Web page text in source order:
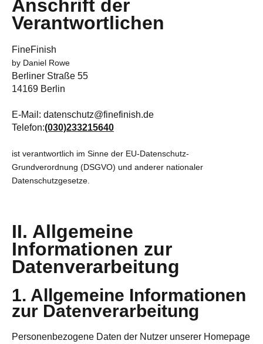
Anschrift der
Verantwortlichen
FineFinish
by Daniel Rowe
Berliner Straße 55
14169 Berlin
E-Mail: datenschutz@finefinish.de
Telefon:(030)233215640
ist verantwortlich im Sinne der EU-Datenschutz-
Grundverordnung (DSGVO) und anderer nationaler
Datenschutzgesetze.
II. Allgemeine
Informationen zur
Datenverarbeitung
1. Allgemeine Informationen
zur Datenverarbeitung
Personenbezogene Daten der Nutzer unserer Homepage